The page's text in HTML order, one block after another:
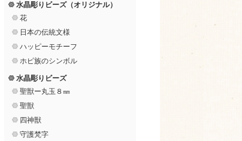
水晶彫りビーズ（オリジナル）
花
日本の伝統文様
ハッピーモチーフ
ホピ族のシンボル
水晶彫りビーズ
聖獣ー丸玉８㎜
聖獣
四神獣
守護梵字